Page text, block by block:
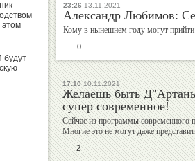
этом
будут
Штейнбах
Шлаен
Рудольф
Незвецкий
Алексей
Власенко
23:26 13.11.2021
Александр Любимов:
Кому в нынешнем году могут
0
17:1010.11.2021
Желаешь быть
супер современное!
Сейчас из программы современного
Многие это не могут даже
2